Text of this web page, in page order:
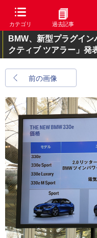
カテゴリ 過去記事
BMW、新型プラグイ
クティブ ツアラー」発
前の画像